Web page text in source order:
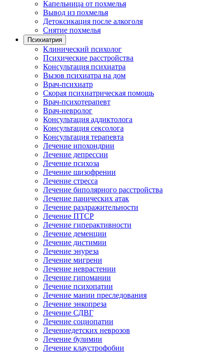
Капельница от похмелья
Вывод из похмелья
Детоксикация после алкоголя
Снятие похмелья
Психиатрия
Клинический психолог
Психические расстройства
Консультация психиатра
Вызов психиатра на дом
Врач-психиатр
Скорая психиатрическая помощь
Врач-психотерапевт
Врач-невролог
Консультация аддиктолога
Консультация сексолога
Консультация терапевта
Лечение ипохондрии
Лечение депрессии
Лечение психоза
Лечение шизофрении
Лечение стресса
Лечение биполярного расстройства
Лечение панических атак
Лечение раздражительности
Лечение ПТСР
Лечение гиперактивности
Лечение деменции
Лечение дистимии
Лечение энуреза
Лечение мигрени
Лечение неврастении
Лечение гипомании
Лечение психопатии
Лечение мании преследования
Лечение энкопреза
Лечение СДВГ
Лечение социопатии
Лечениедетских неврозов
Лечение булимии
Лечение клаустрофобии